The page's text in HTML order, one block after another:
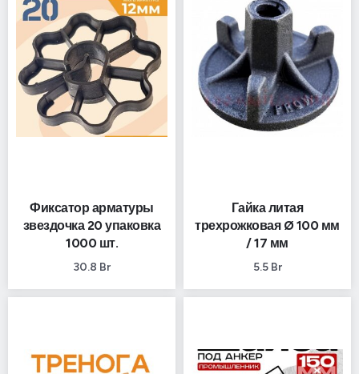
Фиксатор арматуры
звездочка 20 упаковка
1000 шт.
30.8 Br
Гайка литая
трехрожковая Ø 100 мм
/ 17 мм
5.5 Br